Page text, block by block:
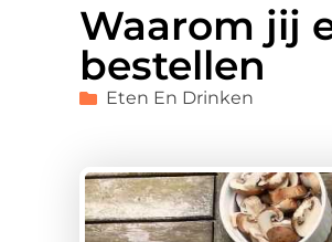
Waarom jij
bestellen
Eten En Drinken